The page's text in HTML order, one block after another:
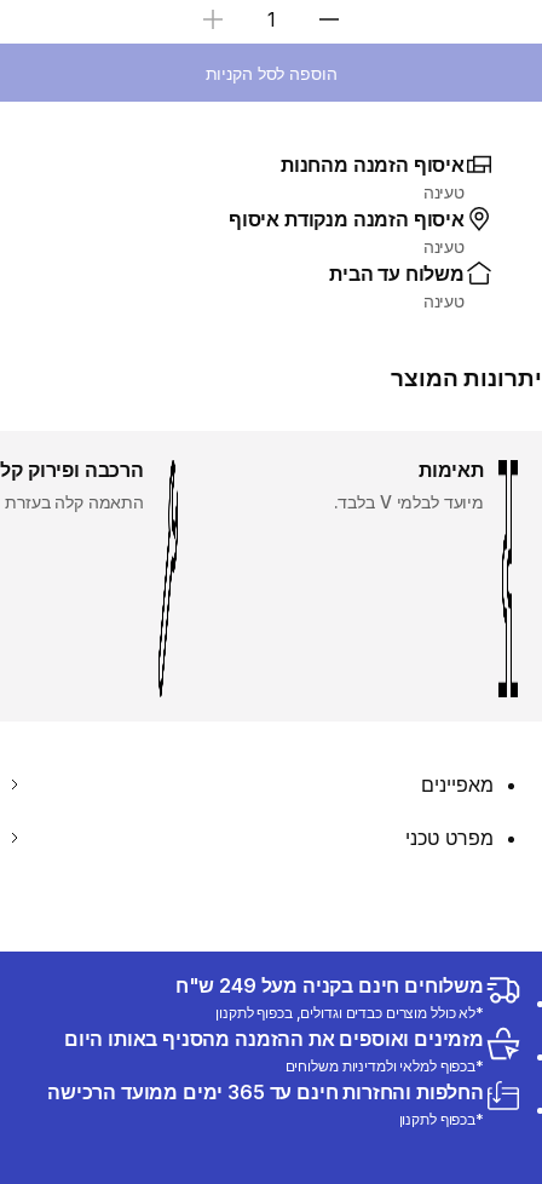
בחירת כמות
הוספה לסל הקניות
איסוף הזמנה מהחנות
טעינה
איסוף הזמנה מנקודת איסוף
טעינה
משלוח עד הבית
טעינה
יתרונות המוצר
תאימות
מיועד לבלמי V בלבד.
הרכבה ופירוק
התאמה קלה בעזרת
מאפיינים
מפרט טכני
משלוחים חינם בקניה מעל 249 ש"ח
*לא כולל מוצרים כבדים וגדולים, בכפוף לתקנון
מזמינים ואוספים את ההזמנה מהסניף באותו היום
*בכפוף למלאי ולמדיניות משלוחים
החלפות והחזרות חינם עד 365 ימים ממועד הרכישה
*בכפוף לתקנון